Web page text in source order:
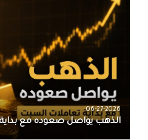
06-27-2026
الذهب يواصل صعوده مع